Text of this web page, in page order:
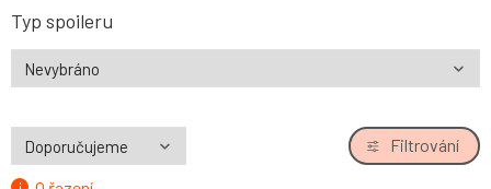
Typ spoileru
Filtrování